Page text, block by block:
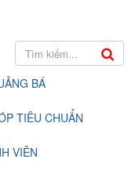
BÁ
TIÊU CHUẨN
VIÊN